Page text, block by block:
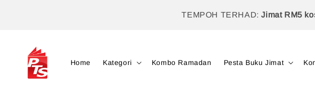
TEMPOH TERHAD:Jimat RM5
Home Kategori Kombo Ramadan Pesta Buku Jimat